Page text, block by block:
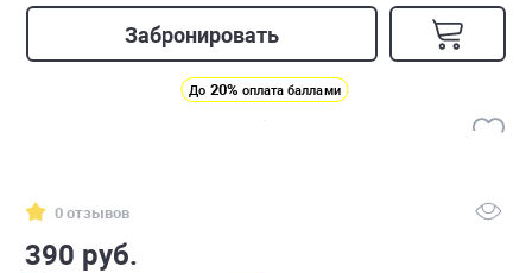
Забронировать
До 20% оплата баллами
0 отзывов
390 руб.